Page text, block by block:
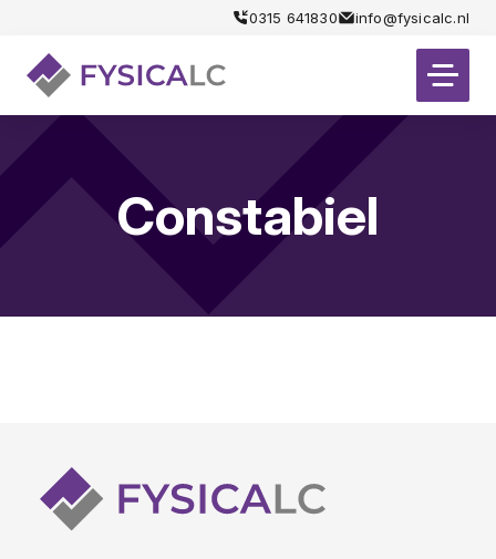
0315 641830 info@fysicalc.nl
Constabiel